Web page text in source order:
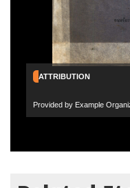
ATTRIBUTION
Provided by Example